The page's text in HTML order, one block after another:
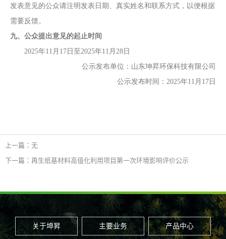
发表意见的公众请注明发表日期、真实姓名和联系方式，以便根据
需要反馈。
九、公众提出意见的起止时间
2025年11 月 17 日至2025年11 月 28 日
公示发布单位： 山东坤昇环保科技有限公司
公示发布时间： 2025年11 月 17 日
上一篇：无
下一篇：再生纸基材料高值化利用项目第一次环境影响评价公示
关于坤昇 主要业务 产品中心